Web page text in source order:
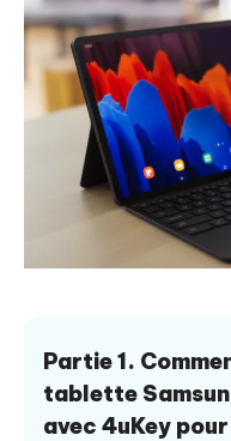
Partie 1.
tablette
avec 4uKey